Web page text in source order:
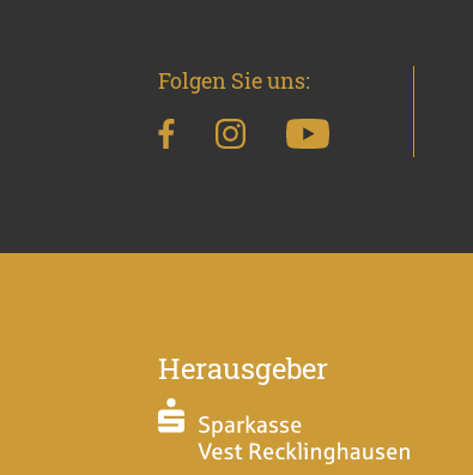
Folgen Sie uns:
Herausgeber